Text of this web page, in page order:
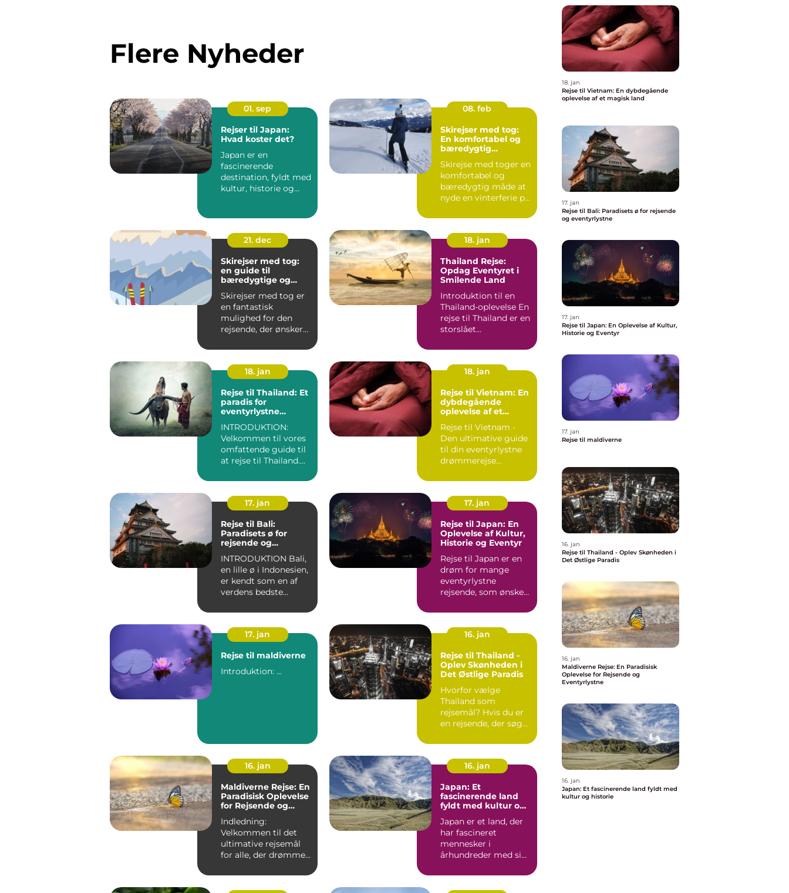
Flere Nyheder
01. sep
Rejser til Japan:
Hvad koster det?
Japan er en
fascinerende
destination, fyldt med
kultur, historie og
08. feb
Skirejser med tog:
En komfortabel og
bæredygtig
Skirejse med toger en
komfortabel og
bæredygtig måde at
nyde en vinterferie på.
21. dec
Skirejser med tog:
en guide til
bæredygtige og
Skirejser med tog er
en fantastisk
mulighed for den
rejsende, der ønsker
bekvemm...
18. jan
Thailand Rejse:
Opdag Eventyret i
Smilende Land
Introduktion til en
Thailand-oplevelse En
rejse til Thailand er en
storslået
fyldt...
18. jan
Rejse til Thailand: Et
paradis for
eventyrlystne
INTRODUKTION:
Velkommen til vores
omfattende guide til
at rejse til Thailand.
eventyrl...
18. jan
Rejse til Vietnam: En
dybdegående
oplevelse af et
Rejse til Vietnam -
Den ultimative guide
til din eventyrlystne
drømmerejse
Vietna...
17. jan
Rejse til Bali:
Paradisets ø for
rejsende og
INTRODUKTION Bali,
en lille ø i Indonesien,
er kendt som en af
verdens bedste
solhungr...
17. jan
Rejse til Japan: En
Oplevelse af Kultur,
Historie og Eventyr
Rejse til Japan er en
drøm for mange
eventyrlystne
rejsende, som ønsker
blanding a...
17. jan
Rejse til maldiverne
Introduktion: ...
16. jan
Rejse til Thailand -
Oplev Skønheden i
Det Østlige Paradis
Hvorfor vælge
Thailand som
rejsemål? Hvis du er
en rejsende, der søger
med sol...
16. jan
Maldiverne Rejse: En
Paradisisk Oplevelse
for Rejsende og
Indledning:
Velkommen til det
ultimative rejsemål
for alle, der drømmer
paradisisk...
16. jan
Japan: Et
fascinerende land
fyldt med kultur og
Japan er et land, der
har fascineret
mennesker i
århundreder med sin
tradition og...
18. jan
Rejse til Vietnam: En dybdegående
oplevelse af et magisk land
17. jan
Rejse til Bali: Paradisets ø for rejsende
og eventyrlystne
17. jan
Rejse til Japan: En Oplevelse af Kultur,
Historie og Eventyr
17. jan
Rejse til maldiverne
16. jan
Rejse til Thailand - Oplev Skønheden i
Det Østlige Paradis
16. jan
Maldiverne Rejse: En Paradisisk
Oplevelse for Rejsende og
Eventyrlystne
16. jan
Japan: Et fascinerende land fyldt med
kultur og historie